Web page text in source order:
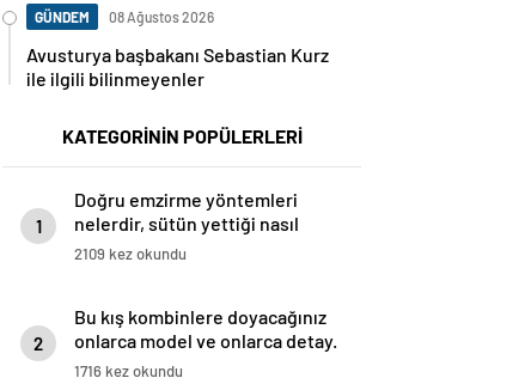
GÜNDEM 08 Ağustos 2026
Avusturya başbakanı Sebastian Kurz
ile ilgili bilinmeyenler
KATEGORİNİN POPÜLERLERİ
1
Doğru emzirme yöntemleri
nelerdir, sütün yettiği nasıl
anlaşılır?
2109 kez okundu
2
Bu kış kombinlere doyacağınız
onlarca model ve onlarca detay.
1716 kez okundu